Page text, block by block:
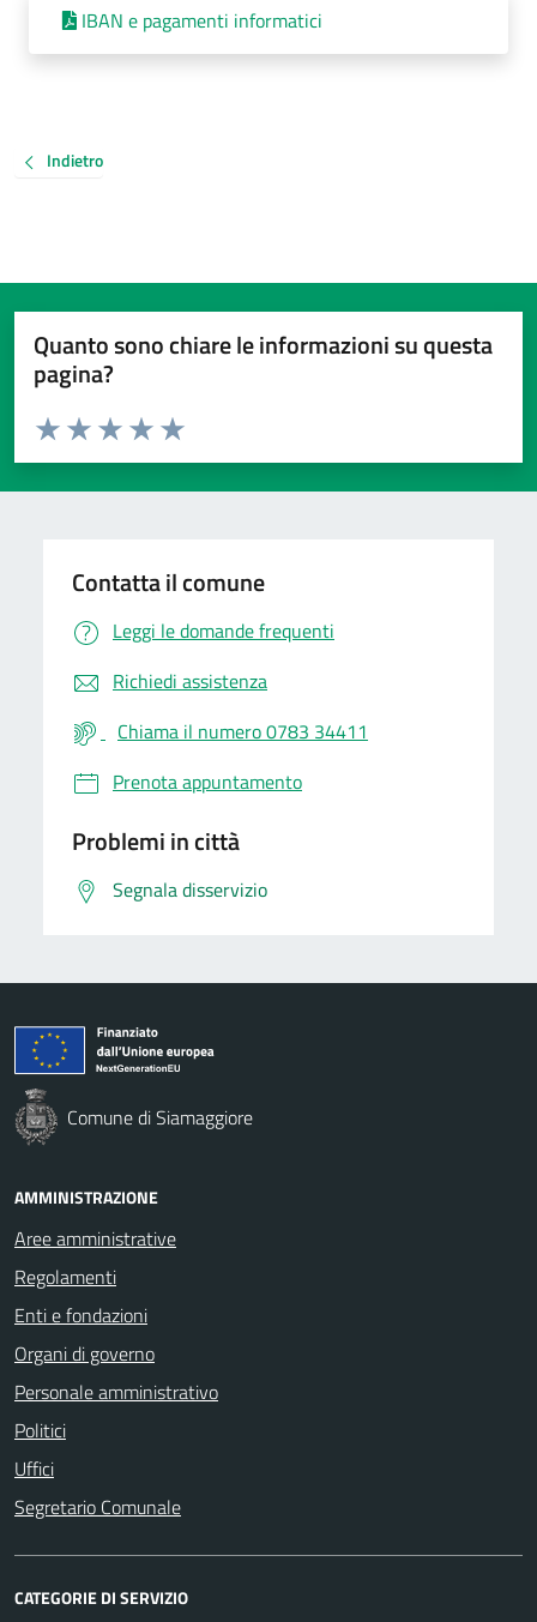
IBAN e pagamenti informatici
Indietro
Quanto sono chiare le informazioni su questa
pagina?
Valuta da 1 a 5 stelle la pagina
Valuta 5 stelle su 5
Valuta 4 stelle su 5
Valuta 3 stelle su 5
Valuta 2 stelle su 5
Valuta 1 stelle su 5
Contatta il comune
Leggi le domande frequenti
Richiedi assistenza
Chiama il numero 0783 34411
Prenota appuntamento
Problemi in città
Segnala disservizio
Comune di Siamaggiore
AMMINISTRAZIONE
Aree amministrative
Regolamenti
Enti e fondazioni
Organi di governo
Personale amministrativo
Politici
Uffici
Segretario Comunale
CATEGORIE DI SERVIZIO